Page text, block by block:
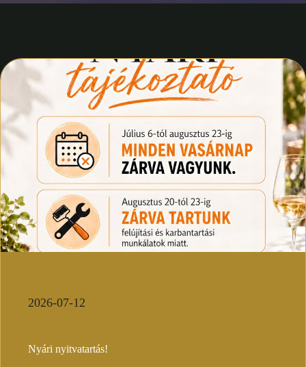
2026-07-12
Nyári nyitvatartás!